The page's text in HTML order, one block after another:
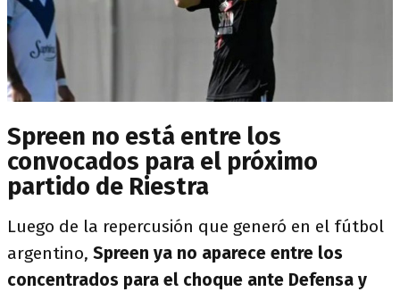
Spreen no está entre los
convocados para el próximo
partido de Riestra
Luego de la repercusión que generó en el fútbol
argentino, Spreen ya no aparece entre los
concentrados para el choque ante Defensa y